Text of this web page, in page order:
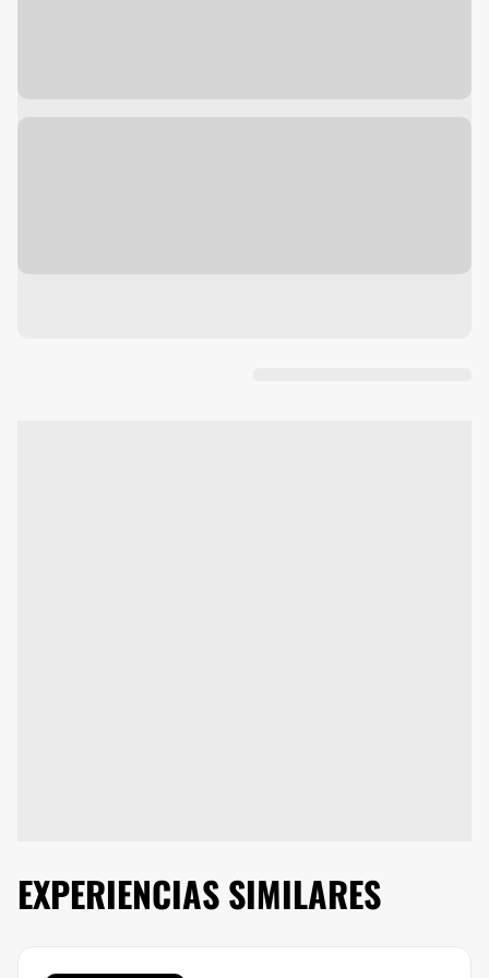
EXPERIENCIAS SIMILARES